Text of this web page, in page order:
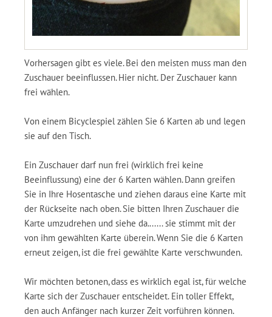
Vorhersagen gibt es viele. Bei den meisten muss man den
Zuschauer beeinflussen. Hier nicht. Der Zuschauer kann
frei wählen.
Von einem Bicyclespiel zählen Sie 6 Karten ab und legen
sie auf den Tisch.
Ein Zuschauer darf nun frei (wirklich frei keine
Beeinflussung) eine der 6 Karten wählen. Dann greifen
Sie in Ihre Hosentasche und ziehen daraus eine Karte mit
der Rückseite nach oben. Sie bitten Ihren Zuschauer die
Karte umzudrehen und siehe da....... sie stimmt mit der
von ihm gewählten Karte überein. Wenn Sie die 6 Karten
erneut zeigen, ist die frei gewählte Karte verschwunden.
Wir möchten betonen, dass es wirklich egal ist, für welche
Karte sich der Zuschauer entscheidet. Ein toller Effekt,
den auch Anfänger nach kurzer Zeit vorführen können.